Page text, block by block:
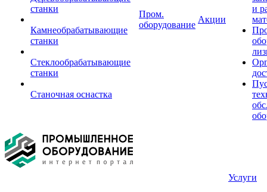
станки
Камнеобрабатывающие
станки
Стеклообрабатывающие
станки
Станочная оснастка
Пром.
оборудование
Акции
и
Услуги